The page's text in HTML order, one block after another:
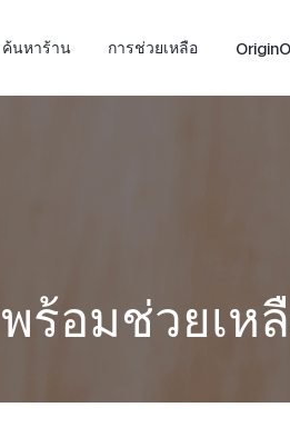
ค้นหาร้าน การช่วยเหลือ
ร้อมช่วยเห